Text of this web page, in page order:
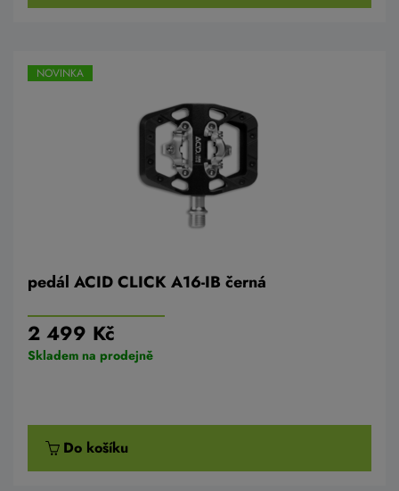
pedál ACID CLICK A16-IB černá
NOVINKA
2 499 Kč
Skladem na prodejně
Do košíku